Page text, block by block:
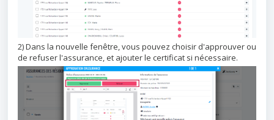
2) Dans la nouvelle fenêtre, vous pouvez choisir d'approuver ou
de refuser l'assurance, et ajouter le certificat si nécessaire.